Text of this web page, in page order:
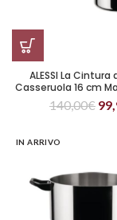
ALESSI La Cintura
Casseruola 16 cm
140,00€
IN ARRIVO